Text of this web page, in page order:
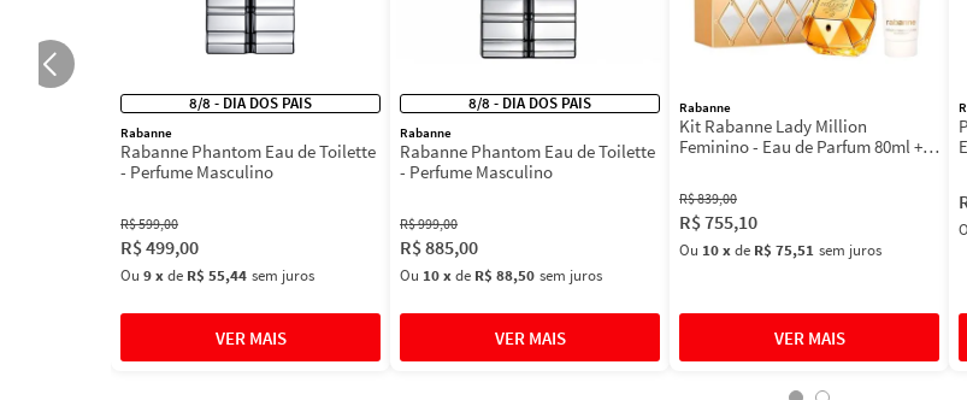
8/8 - DIA DOS PAIS
Rabanne
Rabanne Phantom Eau de Toilette
- Perfume Masculino
R$599,00
R$499,00
Ou 9xde R$ 55,44 sem juros
8/8 - DIA DOS PAIS
Rabanne
Rabanne Phantom Eau de Toilette
- Perfume Masculino
R$999,00
R$885,00
Ou 10xde R$ 88,50 sem juros
Rabanne
Kit Rabanne Lady Million
Feminino - Eau de Parfum 80ml +
R$839,00
R$755,10
Ou 10xde R$ 75,51 sem juros